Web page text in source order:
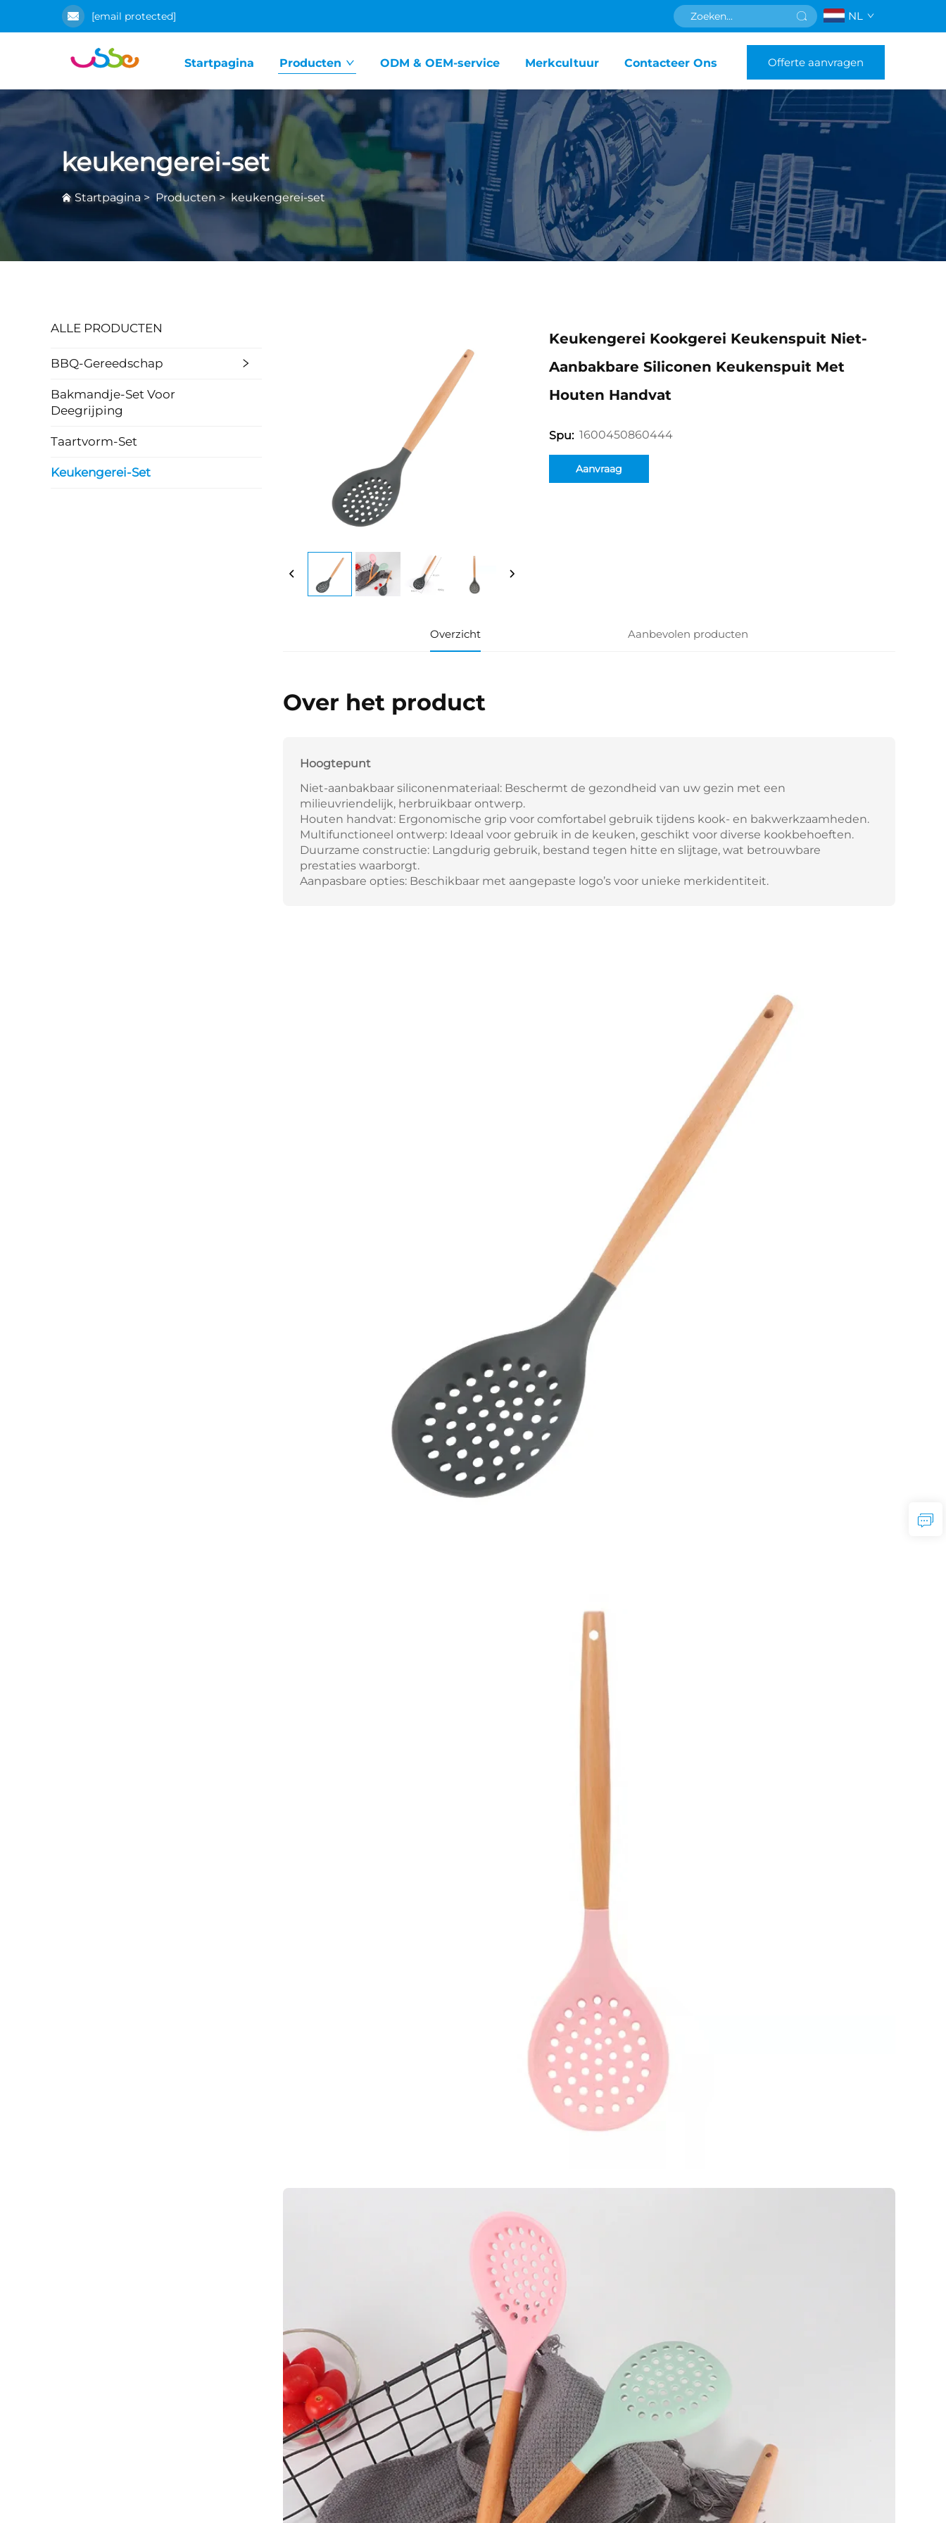
[email protected] NL
Startpagina Producten ODM & OEM-service Merkcultuur Contacteer Ons Offerte aanvragen
keukengerei-set
Startpagina > Producten> keukengerei-set
ALLE PRODUCTEN
BBQ-Gereedschap
Bakmandje-Set Voor
Deegrijping
Taartvorm-Set
Keukengerei-Set
Keukengerei Kookgerei Keukenspuit Niet-
Aanbakbare Siliconen Keukenspuit Met
Houten Handvat
Spu: 1600450860444
Aanvraag
Overzicht Aanbevolen producten
Over het product
Hoogtepunt
Niet-aanbakbaar siliconenmateriaal: Beschermt de gezondheid van uw gezin met een
milieuvriendelijk, herbruikbaar ontwerp.
Houten handvat: Ergonomische grip voor comfortabel gebruik tijdens kook- en bakwerkzaamheden.
Multifunctioneel ontwerp: Ideaal voor gebruik in de keuken, geschikt voor diverse kookbehoeften.
Duurzame constructie: Langdurig gebruik, bestand tegen hitte en slijtage, wat betrouwbare
prestaties waarborgt.
Aanpasbare opties: Beschikbaar met aangepaste logo’s voor unieke merkidentiteit.